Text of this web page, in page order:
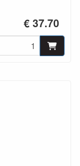
€ 37.70